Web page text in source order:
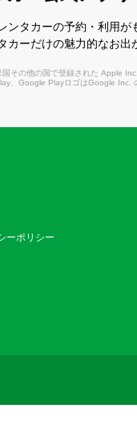
ンタカーの予約・利用
カーだけの魅力的なお出
その他の国で登録された Apple
、Google PlayロゴはGoogle Inc.
ーポリシー